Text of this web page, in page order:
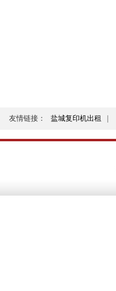
友情链接： 盐城复印机出租